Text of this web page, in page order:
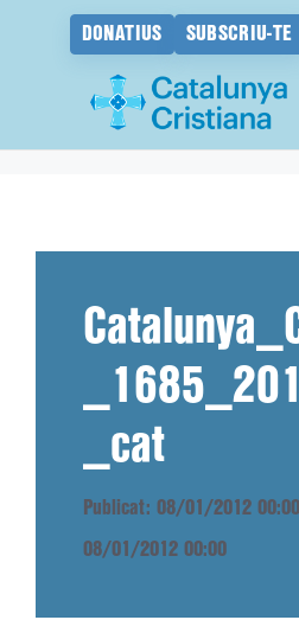
DONATIUS SUBSCRIU-TE
_cat
Publicat: 08/01/2012 00:00
08/01/2012 00:00